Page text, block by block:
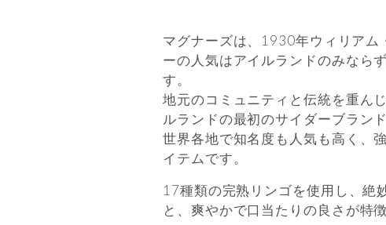
マグナーズは、1930年ウィリア
ーの人気はアイルランドのみなら
す。
地元のコミュニティと伝統を重ん
ルランドの最初のサイダーブランド
世界各地で知名度も人気も高く、
イテムです。
17種類の完熟リンゴを使用し、絶
と、爽やかで口当たりの良さが特徴